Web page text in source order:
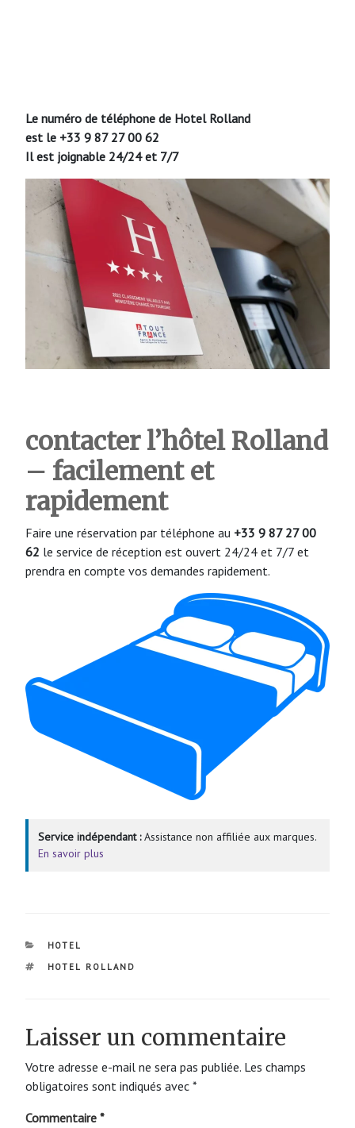
Le numéro de téléphone de Hotel Rolland
est le +33 9 87 27 00 62
Il est joignable 24/24 et 7/7
contacter l’hôtel Rolland
– facilement et
rapidement
Faire une réservation par téléphone au +33 9 87 27 00
62 le service de réception est ouvert 24/24 et 7/7 et
prendra en compte vos demandes rapidement.
Service indépendant :Assistance non affiliée aux marques.
En savoir plus
CATÉGORIES
HOTEL
ÉTIQUETTES
HOTEL ROLLAND
Laisser un commentaire
Votre adresse e-mail ne sera pas publiée. Les champs
obligatoires sont indiqués avec *
Commentaire *